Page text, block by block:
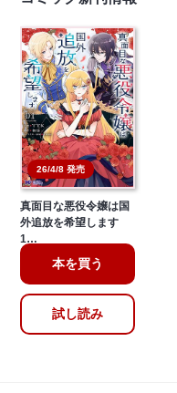
26/4/8 発売
真面目な悪役令嬢は国
外追放を希望します
1…
本を買う
試し読み